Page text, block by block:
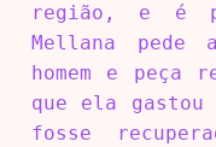
região, e é
Mellana pede
homem e peça
que ela gastou
fosse